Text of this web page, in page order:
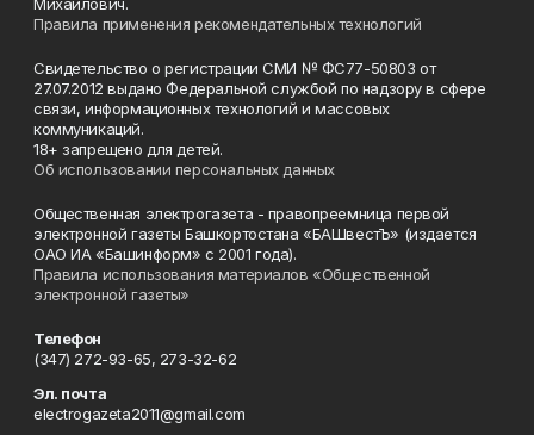
Правила применения рекомендательных технологий
Свидетельство о регистрации СМИ № ФС77-50803 от
27.07.2012 выдано Федеральной службой по надзору в сфере
связи, информационных технологий и массовых
коммуникаций.
18+ запрещено для детей.
Об использовании персональных данных
Общественная электрогазета - правопреемница первой
электронной газеты Башкортостана «БАШвестЪ» (издается
ОАО ИА «Башинформ» с 2001 года).
Правила использования материалов «Общественной
электронной газеты»
Телефон
(347) 272-93-65, 273-32-62
Эл. почта
electrogazeta2011@gmail.com